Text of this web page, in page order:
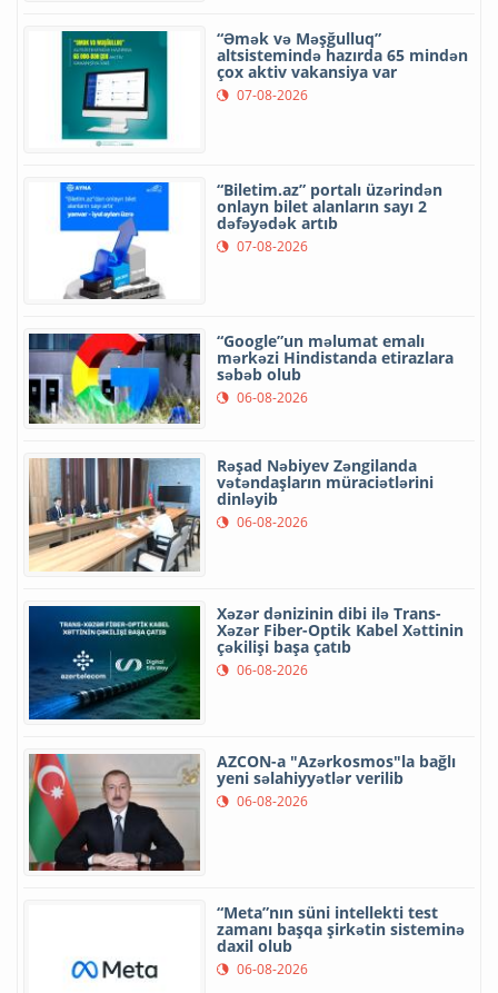
“Əmək və Məşğulluq”
altsistemində hazırda 65 mindən
çox aktiv vakansiya var
07-08-2026
“Biletim.az” portalı üzərindən
onlayn bilet alanların sayı 2
dəfəyədək artıb
07-08-2026
“Google”un məlumat emalı
mərkəzi Hindistanda etirazlara
səbəb olub
06-08-2026
Rəşad Nəbiyev Zəngilanda
vətəndaşların müraciətlərini
dinləyib
06-08-2026
Xəzər dənizinin dibi ilə Trans-
Xəzər Fiber-Optik Kabel Xəttinin
çəkilişi başa çatıb
06-08-2026
AZCON-a "Azərkosmos"la bağlı
yeni səlahiyyətlər verilib
06-08-2026
“Meta”nın süni intellekti test
zamanı başqa şirkətin sisteminə
daxil olub
06-08-2026